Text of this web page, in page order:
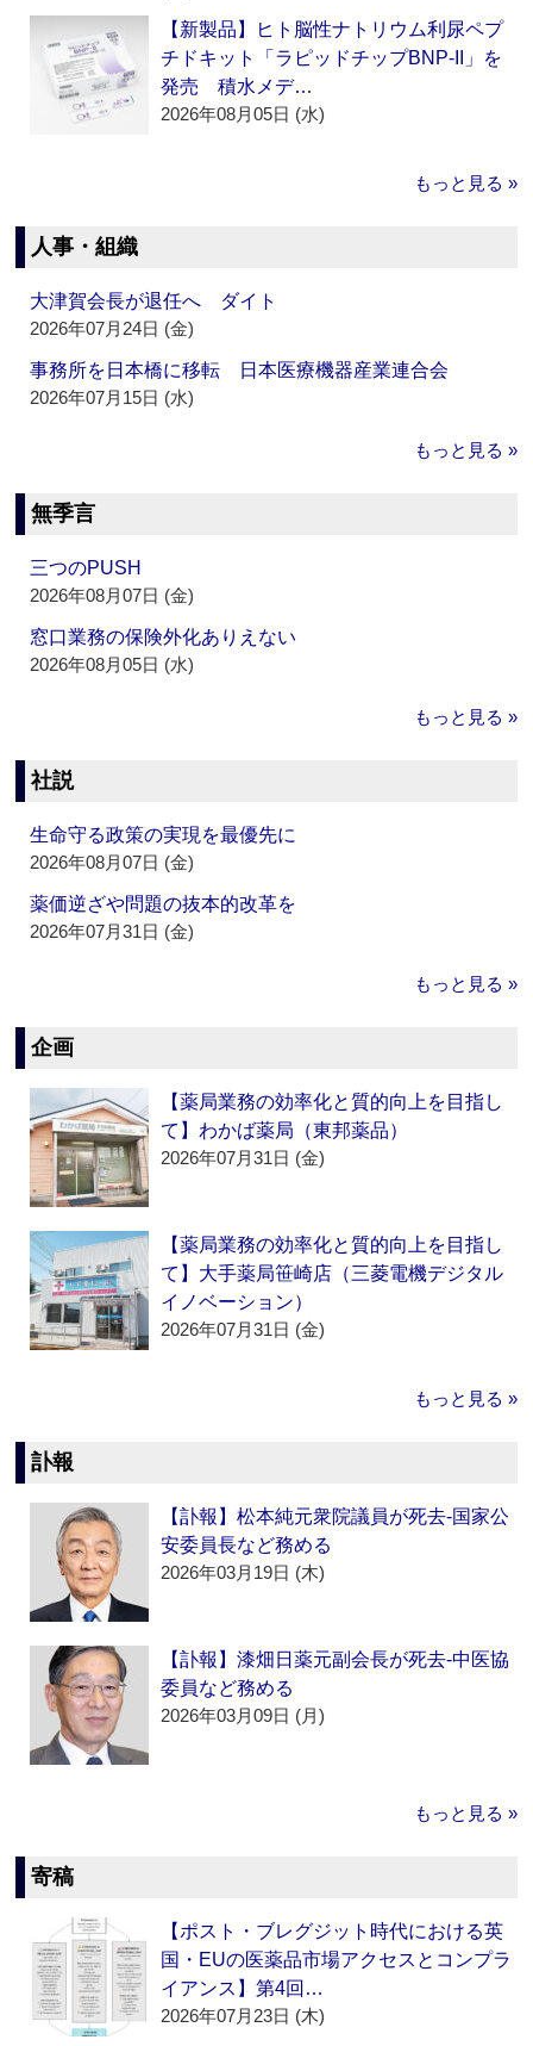
【新製品】ヒト脳性ナトリウム利尿ペプ
チドキット「ラピッドチップBNP-II」を
発売 積水メデ…
2026年08月05日 (水)
もっと見る »
人事・組織
大津賀会長が退任へ ダイト
2026年07月24日 (金)
事務所を日本橋に移転 日本医療機器産業連合会
2026年07月15日 (水)
もっと見る »
無季言
三つのPUSH
2026年08月07日 (金)
窓口業務の保険外化ありえない
2026年08月05日 (水)
もっと見る »
社説
生命守る政策の実現を最優先に
2026年08月07日 (金)
薬価逆ざや問題の抜本的改革を
2026年07月31日 (金)
もっと見る »
企画
【薬局業務の効率化と質的向上を目指し
て】わかば薬局（東邦薬品）
2026年07月31日 (金)
【薬局業務の効率化と質的向上を目指し
て】大手薬局笹崎店（三菱電機デジタル
イノベーション）
2026年07月31日 (金)
もっと見る »
訃報
【訃報】松本純元衆院議員が死去‐国家公
安委員長など務める
2026年03月19日 (木)
【訃報】漆畑日薬元副会長が死去‐中医協
委員など務める
2026年03月09日 (月)
もっと見る »
寄稿
【ポスト・ブレグジット時代における英
国・EUの医薬品市場アクセスとコンプラ
イアンス】第4回…
2026年07月23日 (木)